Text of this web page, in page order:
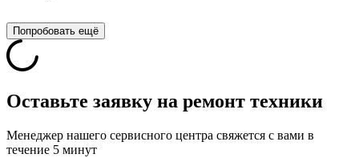
Попробовать ещё
Оставьте заявку на ремонт техники
Менеджер нашего сервисного центра свяжется с вами в
течение 5 минут